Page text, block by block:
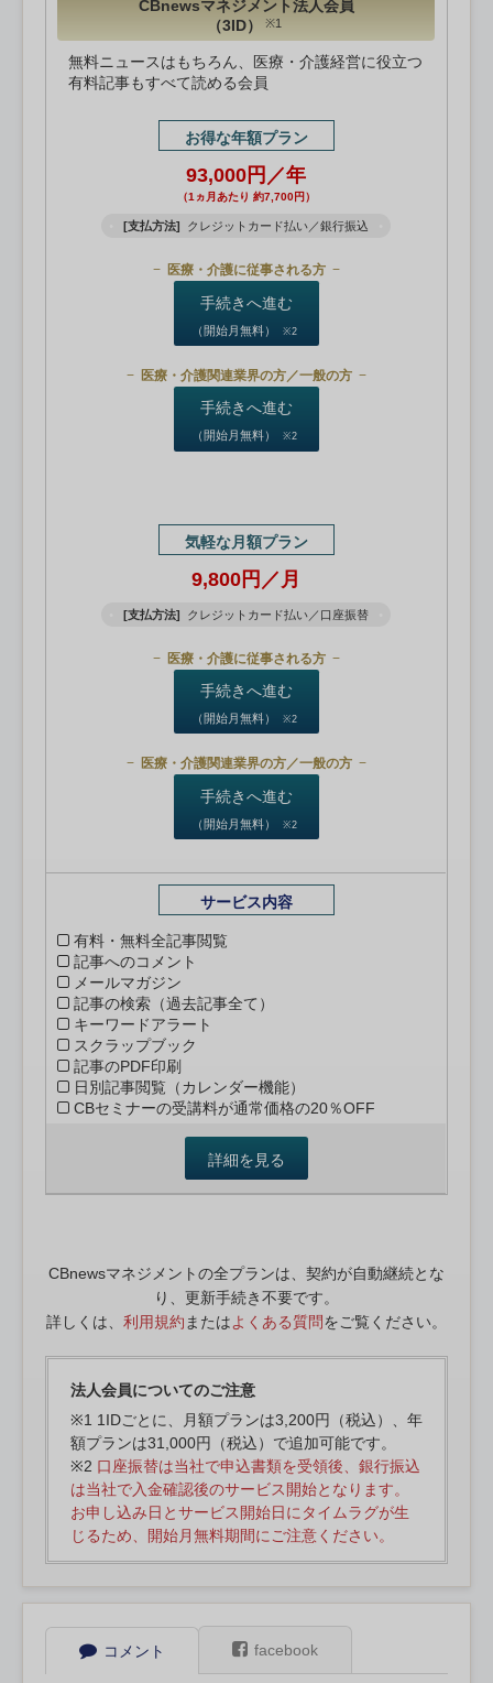
CBnewsマネジメント法人会員
（3ID）
※1
無料ニュースはもちろん、医療・介護経営に役立つ
有料記事もすべて読める会員
お得な年額プラン
93,000円／年
（1ヵ月あたり 約7,700円）
[支払方法] クレジットカード払い／銀行振込
医療・介護に従事される方
手続きへ進む
（開始月無料） ※2
医療・介護関連業界の方／一般の方
手続きへ進む
（開始月無料） ※2
気軽な月額プラン
9,800円／月
[支払方法] クレジットカード払い／口座振替
医療・介護に従事される方
手続きへ進む
（開始月無料） ※2
医療・介護関連業界の方／一般の方
手続きへ進む
（開始月無料） ※2
サービス内容
有料・無料全記事閲覧
記事へのコメント
メールマガジン
記事の検索（過去記事全て）
キーワードアラート
スクラップブック
記事のPDF印刷
日別記事閲覧（カレンダー機能）
CBセミナーの受講料が通常価格の20％OFF
詳細を見る
CBnewsマネジメントの全プランは、契約が自動継続とな
り、更新手続き不要です。
詳しくは、 利用規約 またはよくある質問をご覧ください。
法人会員についてのご注意
※1 1IDごとに、月額プランは3,200円（税込）、年
額プランは31,000円（税込）で追加可能です。
※2 口座振替は当社で申込書類を受領後、銀行振込
は当社で入金確認後のサービス開始となります。
お申し込み日とサービス開始日にタイムラグが生
じるため、開始月無料期間にご注意ください。
コメント facebook